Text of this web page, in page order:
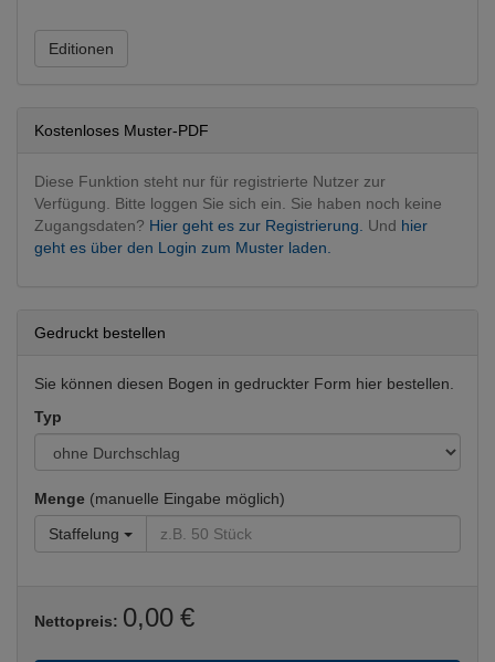
Kinderchirurgie
Fachgebietsübergreifend
Biopsien
Pädiatrie
Pädiatrie
Editionen
Kostenloses Muster-PDF
Diese Funktion steht nur für registrierte Nutzer zur
Verfügung. Bitte loggen Sie sich ein. Sie haben noch keine
Zugangsdaten? Hier geht es zur Registrierung. Und hier
geht es über den Login zum Muster laden.
Gedruckt bestellen
Sie können diesen Bogen in gedruckter Form hier bestellen.
Typ
Menge (manuelle Eingabe möglich)
Staffelung
Nettopreis: 0,00 €